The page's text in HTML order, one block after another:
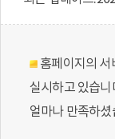
홈페이지의 서
실시하고 있습니
얼마나 만족하셨